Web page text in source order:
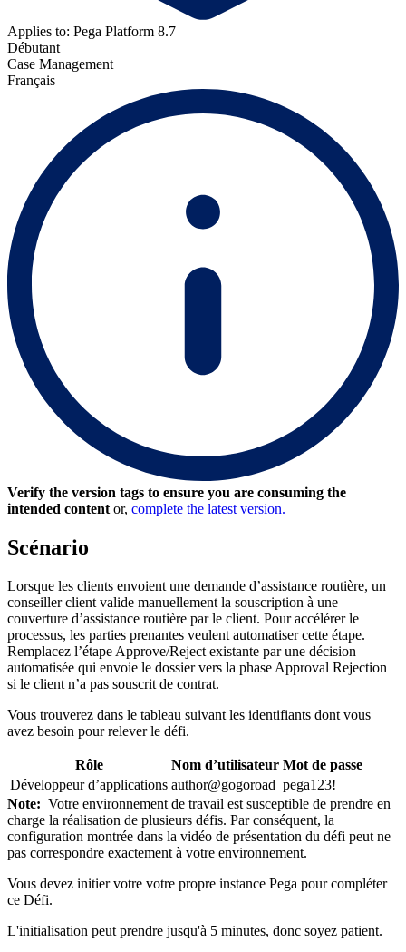
Applies to: Pega Platform 8.7
Débutant
Case Management
Français
Verify the version tags to ensure you are consuming the
intended content or, complete the latest version.
Scénario
Lorsque les clients envoient une demande d’assistance routière, un
conseiller client valide manuellement la souscription à une
couverture d’assistance routière par le client. Pour accélérer le
processus, les parties prenantes veulent automatiser cette étape.
Remplacez l’étape Approve/Reject existante par une décision
automatisée qui envoie le dossier vers la phase Approval Rejection
si le client n’a pas souscrit de contrat.
Vous trouverez dans le tableau suivant les identifiants dont vous
avez besoin pour relever le défi.
Rôle Nom d’utilisateur Mot de passe
Développeur d’applications author@gogoroad pega123!
Note: Votre environnement de travail est susceptible de prendre en
charge la réalisation de plusieurs défis. Par conséquent, la
configuration montrée dans la vidéo de présentation du défi peut ne
pas correspondre exactement à votre environnement.
Vous devez initier votre votre propre instance Pega pour compléter
ce Défi.
L'initialisation peut prendre jusqu'à 5 minutes, donc soyez patient.